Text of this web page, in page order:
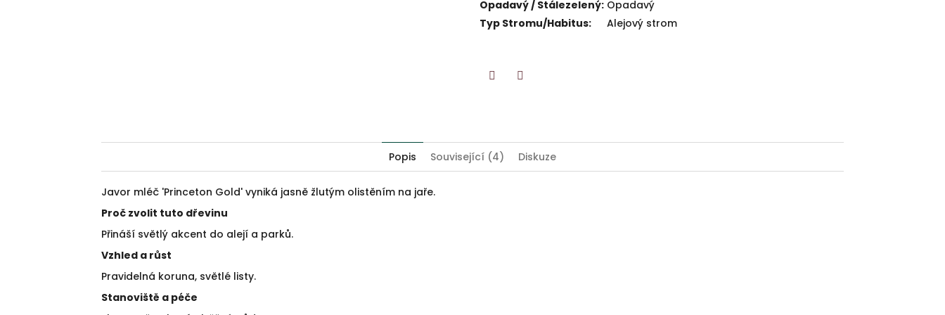
Opadavý / Stálezelený: Opadavý
Typ Stromu/Habitus: Alejový strom
Popis Související (4) Diskuze
Javor mléč 'Princeton Gold' vyniká jasně žlutým olistěním na jaře.
Proč zvolit tuto dřevinu
Přináší světlý akcent do alejí a parků.
Vzhled a růst
Pravidelná koruna, světlé listy.
Stanoviště a péče